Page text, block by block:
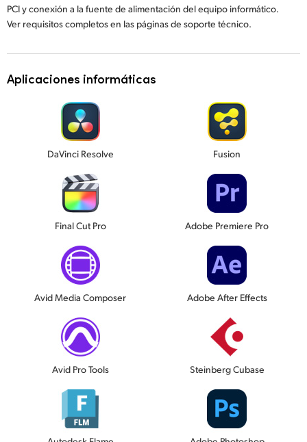
PCI y conexión a la fuente de alimentación del equipo informático.
Ver requisitos completos en las páginas de soporte técnico.
Aplicaciones informáticas
DaVinci Resolve Fusion
Final Cut Pro Adobe Premiere Pro
Avid Media Composer Adobe After Effects
Avid Pro Tools Steinberg Cubase